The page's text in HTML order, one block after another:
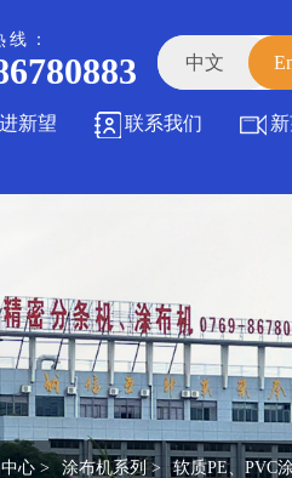
中文
：
联系我们
新望
心 > 涂布机系列 > 软质PE、PVC